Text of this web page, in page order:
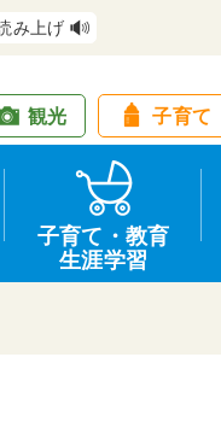
観光 子育て
子育て・教育
生涯学習
み上げ